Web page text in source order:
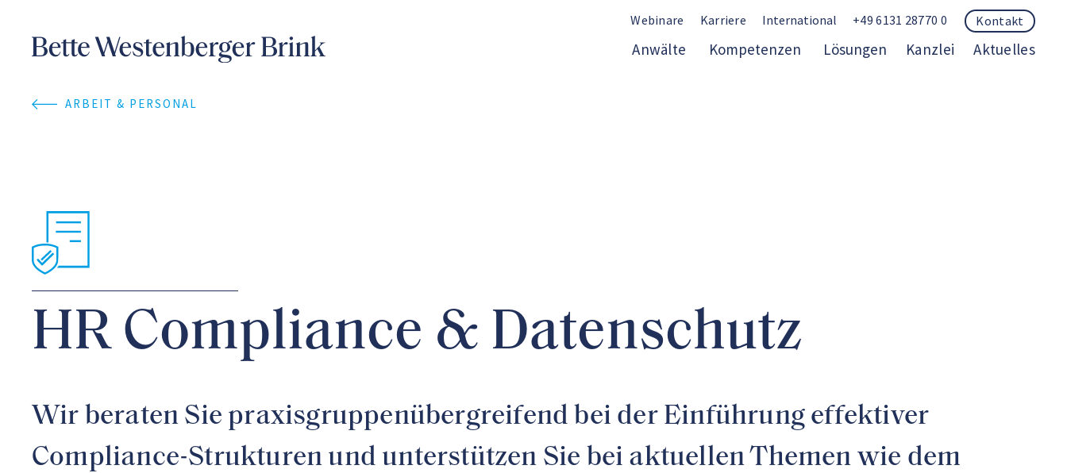
Webinare Karriere International +49 6131 28770 0 Kontakt
Anwälte Kompetenzen Lösungen Kanzlei Aktuelles
ARBEIT & PERSONAL
HR Compliance & Datenschutz
Wir beraten Sie praxisgruppenübergreifend bei der Einführung effektiver
Compliance-Strukturen und unterstützen Sie bei aktuellen Themen wie dem